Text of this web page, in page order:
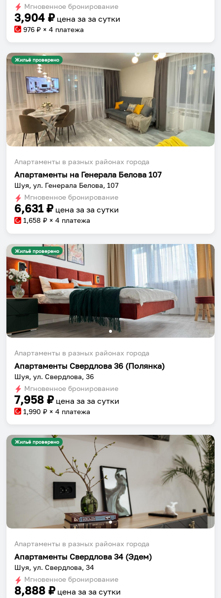
dates.
dates.
Мгновенное бронирование
3,904 ₽ цена за за сутки
976 ₽ × 4 платежа
Жильё проверено
Апартаменты в разных районах города
Апартаменты на Генерала Белова 107
Шуя, ул. Генерала Белова, 107
Мгновенное бронирование
6,631₽ цена за за сутки
1,658 ₽ × 4 платежа
Жильё проверено
Апартаменты в разных районах города
Апартаменты Свердлова 36 (Полянка)
Шуя, ул. Свердлова, 36
Мгновенное бронирование
7,958 ₽ цена за за сутки
1,990 ₽ × 4 платежа
Жильё проверено
Апартаменты в разных районах города
Апартаменты Свердлова 34 (Эдем)
Шуя, ул. Свердлова, 34
Мгновенное бронирование
8,888 ₽ цена за за сутки